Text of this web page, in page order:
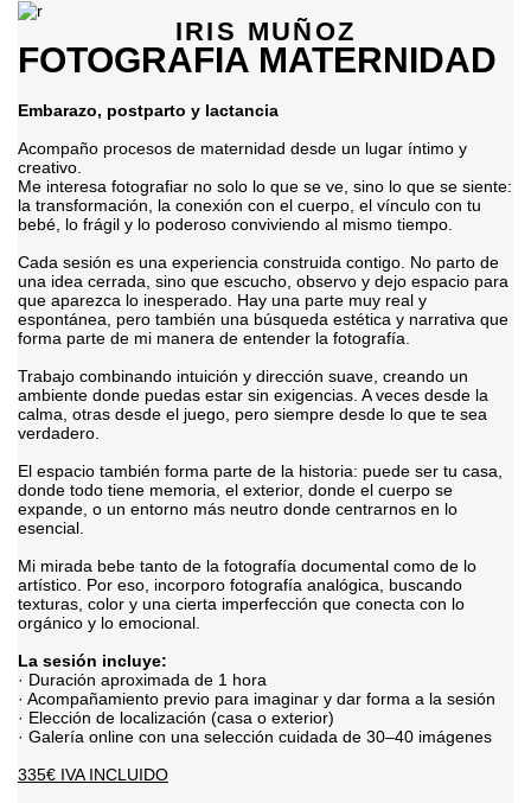
IRIS MUÑOZ
FOTOGRAFIA MATERNIDAD
Embarazo, postparto y lactancia
Acompaño procesos de maternidad desde un lugar íntimo y
creativo.
Me interesa fotografiar no solo lo que se ve, sino lo que se siente:
la transformación, la conexión con el cuerpo, el vínculo con tu
bebé, lo frágil y lo poderoso conviviendo al mismo tiempo.
Cada sesión es una experiencia construida contigo. No parto de
una idea cerrada, sino que escucho, observo y dejo espacio para
que aparezca lo inesperado. Hay una parte muy real y
espontánea, pero también una búsqueda estética y narrativa que
forma parte de mi manera de entender la fotografía.
Trabajo combinando intuición y dirección suave, creando un
ambiente donde puedas estar sin exigencias. A veces desde la
calma, otras desde el juego, pero siempre desde lo que te sea
verdadero.
El espacio también forma parte de la historia: puede ser tu casa,
donde todo tiene memoria, el exterior, donde el cuerpo se
expande, o un entorno más neutro donde centrarnos en lo
esencial.
Mi mirada bebe tanto de la fotografía documental como de lo
artístico. Por eso, incorporo fotografía analógica, buscando
texturas, color y una cierta imperfección que conecta con lo
orgánico y lo emocional.
La sesión incluye:
· Duración aproximada de 1 hora
· Acompañamiento previo para imaginar y dar forma a la sesión
· Elección de localización (casa o exterior)
· Galería online con una selección cuidada de 30–40 imágenes
335€ IVA INCLUIDO